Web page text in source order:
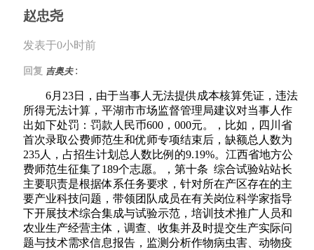
赵忠尧
发表于0小时前
回复 吉奥夫 :
6月23日，由于当事人无法提供成本核算凭证，违法
所得无法计算，平湖市市场监督管理局建议对当事人作
出如下处罚：罚款人民币600，000元。，比如，四川省
首次录取公费师范生和优师专项结束后，缺额总人数为
235人，占招生计划总人数比例的9.19%。江西省地方公
费师范生征集了189个志愿。，第十条 综合试验站站长
主要职责是根据体系任务要求，针对所在产区存在的主
要产业科技问题，带领团队成员在有关岗位科学家指导
下开展技术综合集成与试验示范，培训技术推广人员和
农业生产经营主体，调查、收集并及时提交生产实际问
题与技术需求信息报告，监测分析作物病虫害、动物疫